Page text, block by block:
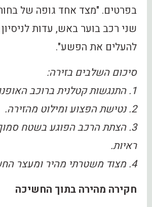
בפרטים. "מצד אחד גופה של
שני רכב בוער באש, עדות לניסיון
להעלים את הפשע".
סיכום השלבים בזירה:
1. התנגשות קטלנית ברוכב האופנוע.
2. נטישת הפצוע ומילוט מהזירה.
3. הצתת הרכב הפוגע בשטח
ראיות.
4. מצוד משטרתי מהיר ומעצר החשוד
חקירה מהירה בתוך החשיכה